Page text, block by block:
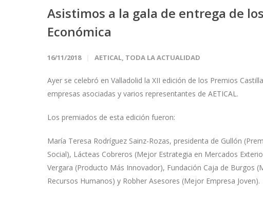
Asistimos a la gala de entrega de
Económica
16/11/2018 AETICAL, TODA LA ACTUALIDAD
Ayer se celebró en Valladolid la XII edición de los Premios
empresas asociadas y varios representantes de AETICAL.
Los premiados de esta edición fueron:
María Teresa Rodríguez Sainz-Rozas, presidenta de Gullón
Social), Lácteas Cobreros (Mejor Estrategia en Mercados
Vergara (Producto Más Innovador), Fundación Caja de Burgos
Recursos Humanos) y Robher Asesores (Mejor Empresa Joven).